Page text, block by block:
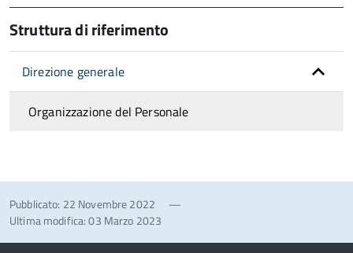
Struttura di riferimento
Direzione generale
Organizzazione del Personale
Pubblicato: 22 Novembre 2022
—
Ultima modifica: 03 Marzo 2023